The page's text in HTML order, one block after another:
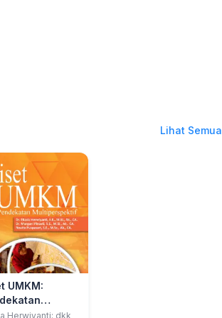
Lihat Semua
UMKM:
Herwiyanti; dkk